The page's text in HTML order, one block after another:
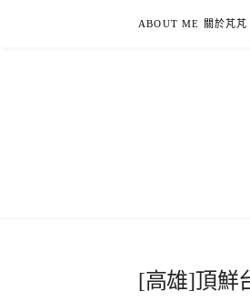
ABOUT ME 關於芃芃
[高雄]頂鮮